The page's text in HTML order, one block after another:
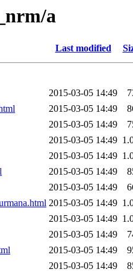
a
Last modified
2015-03-05 14:49
2015-03-05 14:49
2015-03-05 14:49
2015-03-05 14:49
2015-03-05 14:49
2015-03-05 14:49
2015-03-05 14:49
2015-03-05 14:49
2015-03-05 14:49
2015-03-05 14:49
2015-03-05 14:49
2015-03-05 14:49